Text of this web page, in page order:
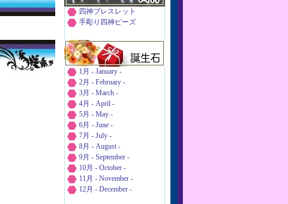
四神ブレスレット
手彫り四神ビーズ
1月 - January -
2月 - February -
3月 - March -
4月 - April -
5月 - May -
6月 - June -
7月 - July -
8月 - August -
9月 - September -
10月 - October -
11月 - November -
12月 - December -